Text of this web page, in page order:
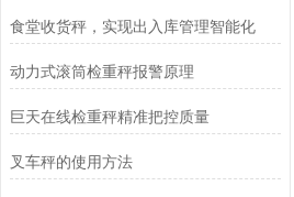
食堂收货秤，实现出入库管理智能化
动力式滚筒检重秤报警原理
巨天在线检重秤精准把控质量
叉车秤的使用方法